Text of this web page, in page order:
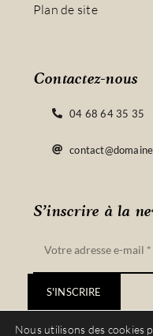
Plan de site
S’inscrire à la
S'INSCRIRE
Contactez-nous
04 68 64 35 35
Nous utilisons des cookies